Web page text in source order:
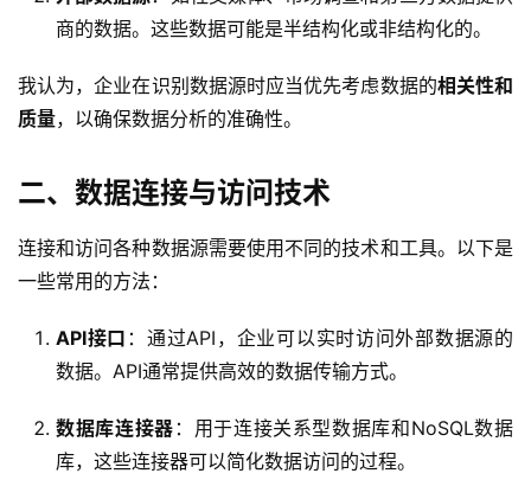
商的数据。这些数据可能是半结构化或非结构化的。
我认为，企业在识别数据源时应当优先考虑数据的相关性和
质量，以确保数据分析的准确性。
二、数据连接与访问技术
连接和访问各种数据源需要使用不同的技术和工具。以下是
一些常用的方法：
API接口 ：通过API，企业可以实时访问外部数据源的
数据。API通常提供高效的数据传输方式。
数据库连接器 ：用于连接关系型数据库和NoSQL数据
库，这些连接器可以简化数据访问的过程。